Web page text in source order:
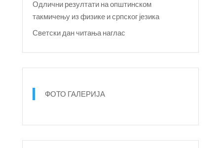
Одлични резултати на општинском
такмичењу из физике и српског језика
Светски дан читања наглас
ФОТО ГАЛЕРИЈА